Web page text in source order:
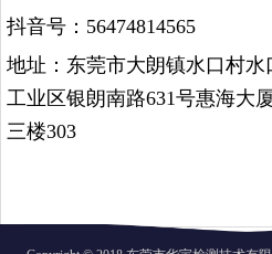
抖音号：56474814565
地址：东莞市大朗镇水口村水
工业区银朗南路631号惠海大
三楼303